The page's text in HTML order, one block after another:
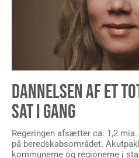
DANNELSEN AF ET
SAT I GANG
Regeringen afsætter ca. 1,2
på beredskabsområdet.
kommunerne og regionerne i